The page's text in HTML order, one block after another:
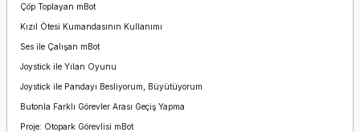
Çöp Toplayan mBot
Kızıl Ötesi Kumandasının Kullanımı
Ses ile Çalışan mBot
Joystick ile Yılan Oyunu
Joystick ile Pandayı Besliyorum, Büyütüyorum
Butonla Farklı Görevler Arası Geçiş Yapma
Proje: Otopark Görevlisi mBot